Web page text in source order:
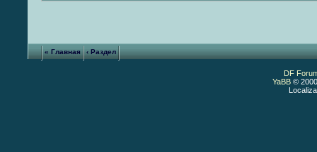
« Главная ‹ Раздел
DF
YaBB©